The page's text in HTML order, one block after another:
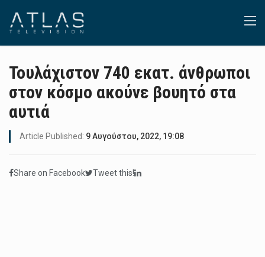
Τουλάχιστον 740 εκατ. άνθρωποι
στον κόσμο ακούνε βουητό στα
αυτιά
Article Published: 9 Αυγούστου, 2022, 19:08
Share on Facebook Tweet this!